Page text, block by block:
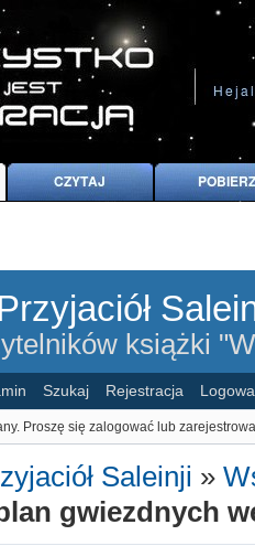
książki
Szukaj Rejestracja
Proszę się zalogować lub
Saleinji »
gwiezdnych